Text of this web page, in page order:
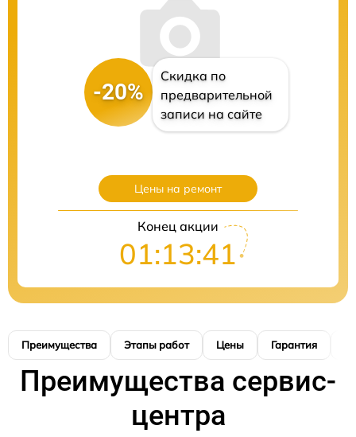
-20%
Скидка по
предварительной
записи на сайте
Цены на ремонт
Конец акции
01:13:40
Преимущества Этапы работ Цены Гарантия
Преимущества сервис-
центра